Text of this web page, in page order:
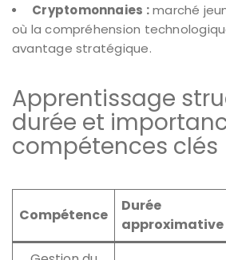
Cryptomonnaies :marché
où la compréhension
avantage stratégique.
Apprentissage
durée et
compétences clés
Compétence
Durée
approximative